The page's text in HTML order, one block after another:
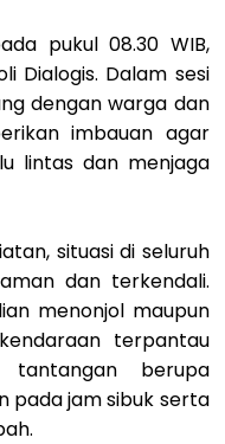
pukul 08.30 WIB,
Dialogis. Dalam sesi
dengan warga dan
imbauan agar
lintas dan menjaga
situasi di seluruh
dan terkendali.
menonjol maupun
terpantau
berupa
pada jam sibuk serta